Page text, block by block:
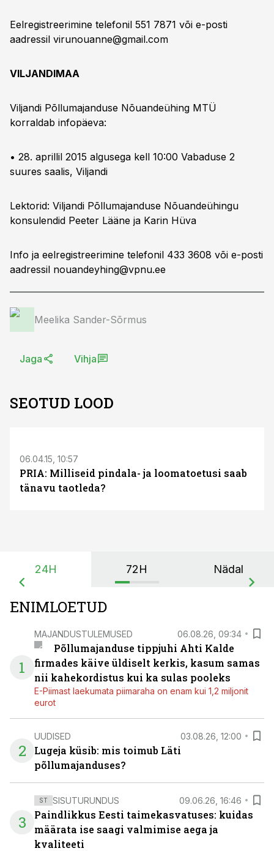
Eelregistreerimine telefonil 551 7871 või e-posti
aadressil virunouanne@gmail.com
VILJANDIMAA
Viljandi Põllumajanduse Nõuandeühing MTÜ
korraldab infopäeva:
• 28. aprillil 2015 algusega kell 10:00 Vabaduse 2
suures saalis, Viljandi
Lektorid: Viljandi Põllumajanduse Nõuandeühingu
konsulendid Peeter Lääne ja Karin Hüva
Info ja eelregistreerimine telefonil 433 3608 või e-posti
aadressil nouandeyhing@vpnu.ee
Meelika Sander-Sõrmus
Jaga Vihja
SEOTUD LOOD
06.04.15, 10:57
PRIA: Milliseid pindala- ja loomatoetusi saab
tänavu taotleda?
24H 72H Nädal
ENIMLOETUD
1
MAJANDUSTULEMUSED 06.08.26, 09:34
Põllumajanduse tippjuhi Ahti Kalde
firmades käive üldiselt kerkis, kasum samas
nii kahekordistus kui ka sulas pooleks
E-Piimast laekumata piimaraha on enam kui 1,2 miljonit
eurot
2
UUDISED 03.08.26, 12:00
Lugeja küsib: mis toimub Läti
põllumajanduses?
3
ST SISUTURUNDUS 09.06.26, 16:46
Paindlikkus Eesti taimekasvatuses: kuidas
määrata ise saagi valmimise aega ja
kvaliteeti